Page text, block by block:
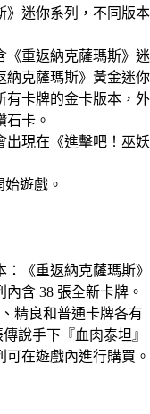
》迷你系列，不同版本
《重返納克薩瑪斯》迷
納克薩瑪斯》黃金迷你
有卡牌的金卡版本，外
石卡。
出現在《進擊吧！巫妖
遊戲。
《重返納克薩瑪斯》
含 38 張全新卡牌。
精良和普通卡牌各有
說手下『血肉泰坦』
在遊戲內進行購買。